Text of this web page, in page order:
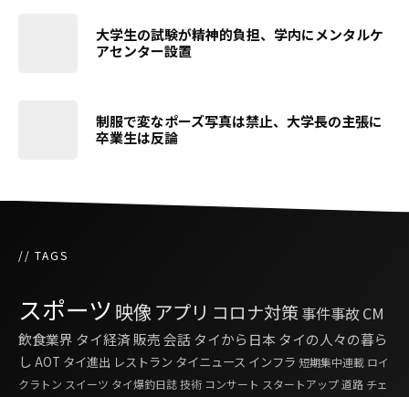
大学生の試験が精神的負担、学内にメンタルケ
アセンター設置
制服で変なポーズ写真は禁止、大学長の主張に
卒業生は反論
// TAGS
スポーツ 映像 アプリ コロナ対策 事件事故CM
飲食業界 タイ経済販売会話タイから日本 タイの人々の暮ら
し AOT タイ進出 レストラン タイニュース インフラ 短期集中連載 ロイ
クラトン スイーツ タイ爆釣日誌技術 コンサート スタートアップ道路 チェ